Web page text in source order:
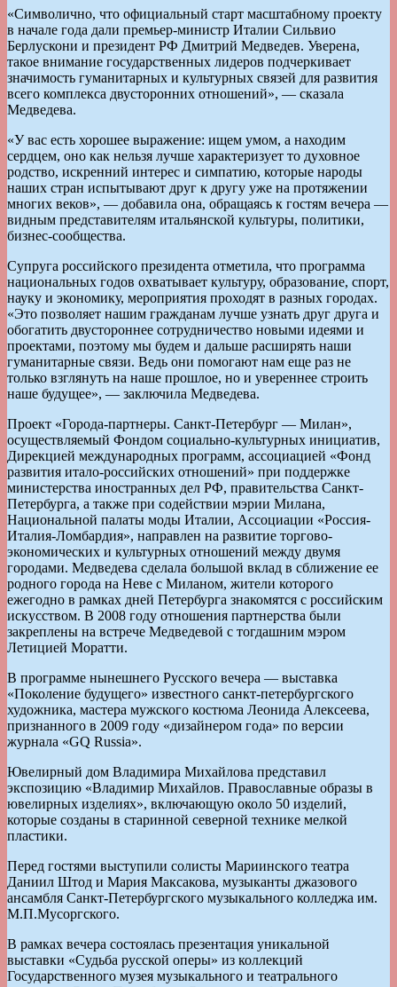
«Символично, что официальный старт масштабному проекту
в начале года дали премьер-министр Италии Сильвио
Берлускони и президент РФ Дмитрий Медведев. Уверена,
такое внимание государственных лидеров подчеркивает
значимость гуманитарных и культурных связей для развития
всего комплекса двусторонних отношений», — сказала
Медведева.
«У вас есть хорошее выражение: ищем умом, а находим
сердцем, оно как нельзя лучше характеризует то духовное
родство, искренний интерес и симпатию, которые народы
наших стран испытывают друг к другу уже на протяжении
многих веков», — добавила она, обращаясь к гостям вечера —
видным представителям итальянской культуры, политики,
бизнес-сообщества.
Супруга российского президента отметила, что программа
национальных годов охватывает культуру, образование, спорт,
науку и экономику, мероприятия проходят в разных городах.
«Это позволяет нашим гражданам лучше узнать друг друга и
обогатить двустороннее сотрудничество новыми идеями и
проектами, поэтому мы будем и дальше расширять наши
гуманитарные связи. Ведь они помогают нам еще раз не
только взглянуть на наше прошлое, но и увереннее строить
наше будущее», — заключила Медведева.
Проект «Города-партнеры. Санкт-Петербург — Милан»,
осуществляемый Фондом социально-культурных инициатив,
Дирекцией международных программ, ассоциацией «Фонд
развития итало-российских отношений» при поддержке
министерства иностранных дел РФ, правительства Санкт-
Петербурга, а также при содействии мэрии Милана,
Национальной палаты моды Италии, Ассоциации «Россия-
Италия-Ломбардия», направлен на развитие торгово-
экономических и культурных отношений между двумя
городами. Медведева сделала большой вклад в сближение ее
родного города на Неве с Миланом, жители которого
ежегодно в рамках дней Петербурга знакомятся с российским
искусством. В 2008 году отношения партнерства были
закреплены на встрече Медведевой с тогдашним мэром
Летицией Моратти.
В программе нынешнего Русского вечера — выставка
«Поколение будущего» известного санкт-петербургского
художника, мастера мужского костюма Леонида Алексеева,
признанного в 2009 году «дизайнером года» по версии
журнала «GQ Russia».
Ювелирный дом Владимира Михайлова представил
экспозицию «Владимир Михайлов. Православные образы в
ювелирных изделиях», включающую около 50 изделий,
которые созданы в старинной северной технике мелкой
пластики.
Перед гостями выступили солисты Мариинского театра
Даниил Штод и Мария Максакова, музыканты джазового
ансамбля Санкт-Петербургского музыкального колледжа им.
М.П.Мусоргского.
В рамках вечера состоялась презентация уникальной
выставки «Судьба русской оперы» из коллекций
Государственного музея музыкального и театрального